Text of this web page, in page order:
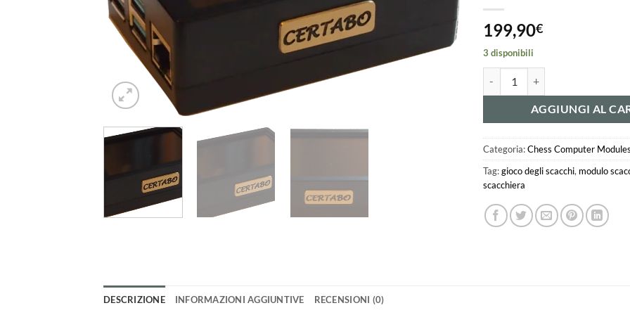
199,90€
3 disponibili
AGGIUNGI AL
Categoria:Chess Computer Modules
Tag:gioco degli scacchi, modulo
scacchiera
DESCRIZIONE INFORMAZIONI AGGIUNTIVE RECENSIONI (0)